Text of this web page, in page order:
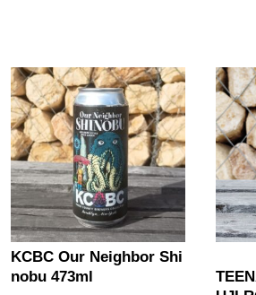
KCBC Our Neighbor Shi
nobu 473ml